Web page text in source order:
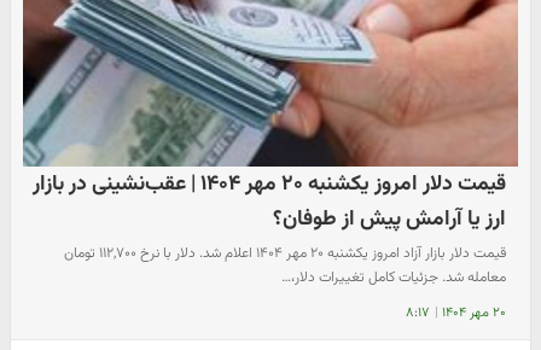
قیمت دلار امروز یکشنبه ۲۰ مهر ۱۴۰۴ | عقب‌نشینی در بازار
ارز یا آرامش پیش از طوفان؟
قیمت دلار بازار آزاد امروز یکشنبه ۲۰ مهر ۱۴۰۴ اعلام شد. دلار با نرخ ۱۱۲,۷۰۰ تومان
معامله شد. جزئیات کامل تغییرات دلار،…
۲۰ مهر ۱۴۰۴ | ۸:۱۷